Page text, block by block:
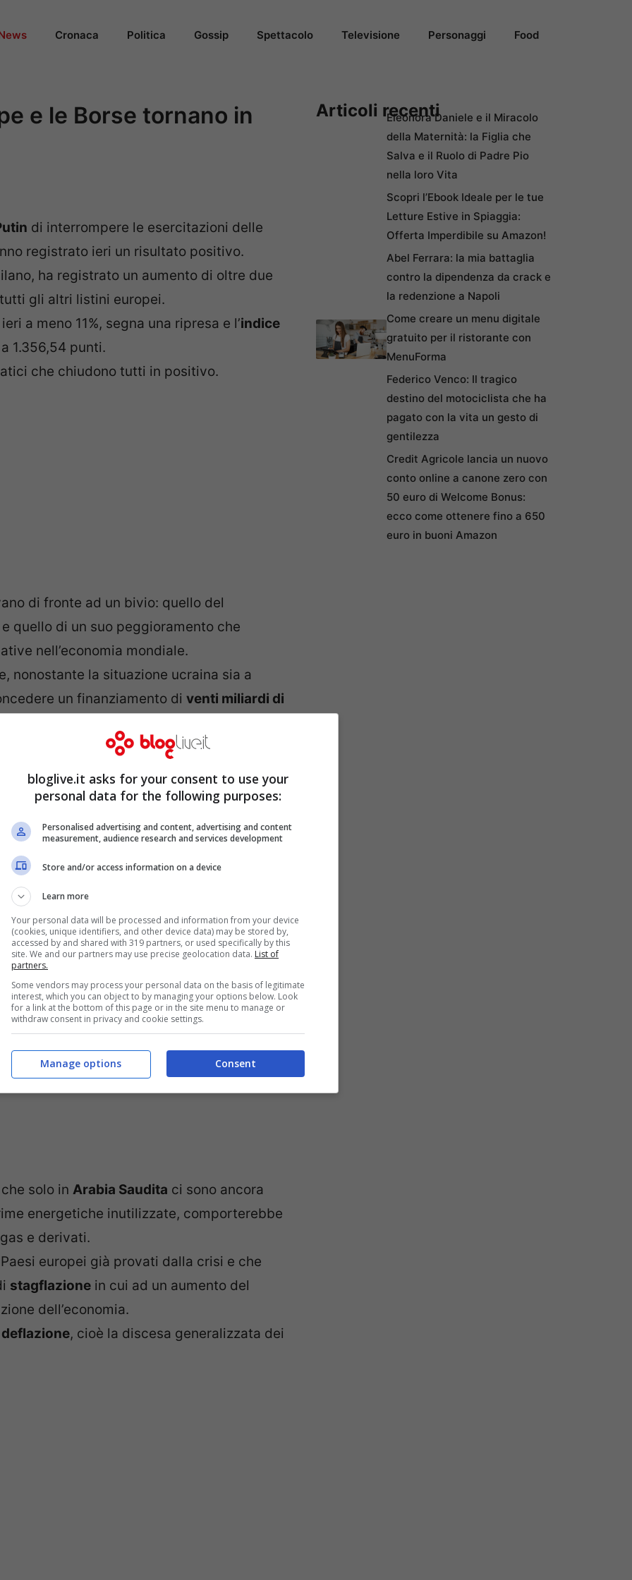
Cronaca Politica Gossip Spettacolo Televisione Personaggi Food
e le Borse tornano in
di interrompere le esercitazioni delle
registrato ieri un risultato positivo.
ha registrato un aumento di oltre due
gli altri listini europei.
a meno 11%, segna una ripresa e l’indice
1.356,54 punti.
che chiudono tutti in positivo.
di fronte ad un bivio: quello del
quello di un suo peggioramento che
nell’economia mondiale.
nonostante la situazione ucraina sia a
un finanziamento di venti miliardi di
dal
invece, ci sarebbe il rischio concreto
prime a causa della mancanza di gas
in uno scenario già difficile. Gli Stati
condizioni meteorologiche che
di gas, portando le scorte di
rispetto alle quantità dello scorso
solo in Arabia Saudita ci sono ancora
energetiche inutilizzate, comporterebbe
e derivati.
europei già provati dalla crisi e che
stagflazione in cui ad un aumento del
dell’economia.
deflazione, cioè la discesa generalizzata dei
Articoli recentiEleonora Daniele e il Miracolo
della Maternità: la Figlia che
Salva e il Ruolo di Padre Pio
nella loro Vita
Scopri l’Ebook Ideale per le tue
Letture Estive in Spiaggia:
Offerta Imperdibile su Amazon!
Abel Ferrara: la mia battaglia
contro la dipendenza da crack e
la redenzione a Napoli
Come creare un menu digitale
gratuito per il ristorante con
MenuForma
Federico Venco: Il tragico
destino del motociclista che ha
pagato con la vita un gesto di
gentilezza
Credit Agricole lancia un nuovo
conto online a canone zero con
50 euro di Welcome Bonus:
ecco come ottenere fino a 650
euro in buoni Amazon
bloglive.it asks for your consent to use your
personal data for the following purposes:
Personalised advertising and content, advertising and content
measurement, audience research and services development
Store and/or access information on a device
Learn more
Your personal data will be processed and information from your device
(cookies, unique identifiers, and other device data) may be stored by,
accessed by and shared with 319 partners, or used specifically by this
site. We and our partners may use precise geolocation data. List of
partners.
Some vendors may process your personal data on the basis of legitimate
interest, which you can object to by managing your options below. Look
for a link at the bottom of this page or in the site menu to manage or
withdraw consent in privacy and cookie settings.
Consent
Manage options